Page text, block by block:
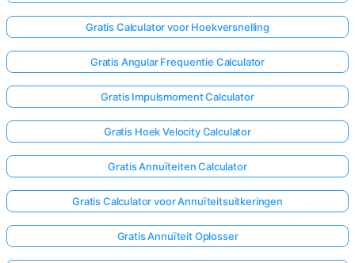
Gratis Calculator voor Hoekversnelling
Gratis Angular Frequentie Calculator
Gratis Impulsmoment Calculator
Gratis Hoek Velocity Calculator
Gratis Annuïteiten Calculator
Gratis Calculator voor Annuïteitsuitkeringen
Gratis Annuïteit Oplosser